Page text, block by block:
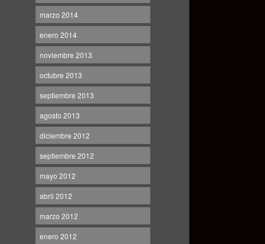
marzo 2014
enero 2014
noviembre 2013
octubre 2013
septiembre 2013
agosto 2013
diciembre 2012
septiembre 2012
mayo 2012
abril 2012
marzo 2012
enero 2012